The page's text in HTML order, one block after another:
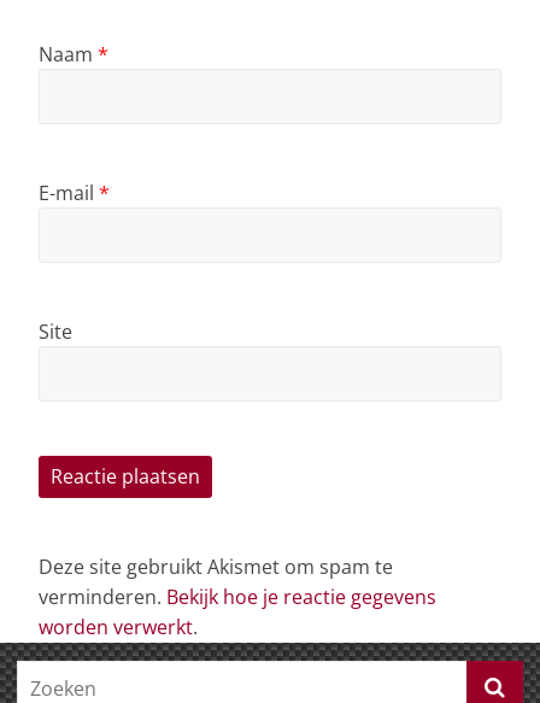
Naam *
E-mail *
Site
Deze site gebruikt Akismet om spam te
verminderen. Bekijk hoe je reactie gegevens
worden verwerkt.